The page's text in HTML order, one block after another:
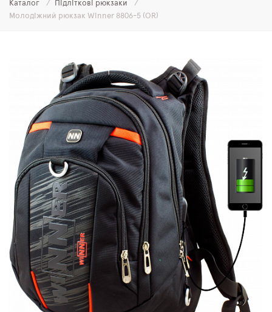
МОЛОДІЖНІ РЮКЗАКИ
МІШКИ ДЛЯ ВЗУТТЯ
ПЛЯШКИ ДЛЯ ВОДИ
DELUNE
SCHOOL STANDARD
SKYNAME
РОЗПРОДАЖ
Каталог
Підліткові рюкзаки
Молодіжний рюкзак Winner 8806-5 (OR)